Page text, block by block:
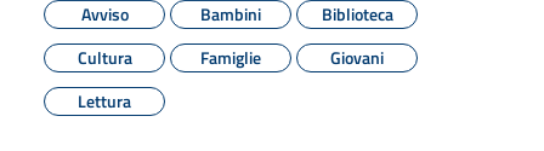
Avviso
Bambini
Biblioteca
Cultura
Famiglie
Giovani
Lettura